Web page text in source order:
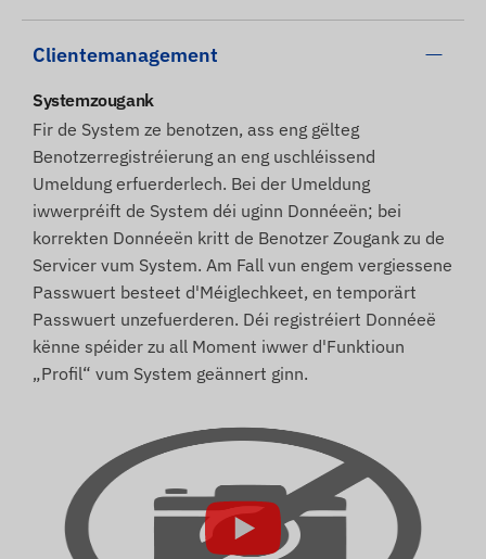
Clientemanagement
Systemzougank
Fir de System ze benotzen, ass eng gëlteg
Benotzerregistréierung an eng uschléissend
Umeldung erfuerderlech. Bei der Umeldung
iwwerpréift de System déi uginn Donnéeën; bei
korrekten Donnéeën kritt de Benotzer Zougank zu de
Servicer vum System. Am Fall vun engem vergiessene
Passwuert besteet d'Méiglechkeet, en temporärt
Passwuert unzefuerderen. Déi registréiert Donnéeë
kënne spéider zu all Moment iwwer d'Funktioun
„Profil“ vum System geännert ginn.